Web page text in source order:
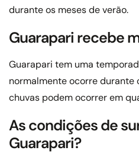
durante os meses de verão.
Guarapari recebe
Guarapari tem uma
normalmente ocorre durante
chuvas podem ocorrer em
As condições de
Guarapari?